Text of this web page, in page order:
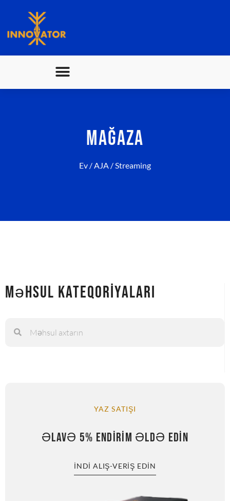
MAĞAZA
Ev /AJA / Streaming
Məhsul Kateqoriyaları
YAZ SATIŞI
ƏLAVƏ 5% ENDIRIM ƏLDƏ EDIN
İNDI ALIŞ-VERIŞ EDIN